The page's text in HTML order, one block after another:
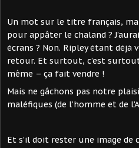
Un mot sur le titre français,
pour appâter le chaland ?
écrans ? Non. Ripley étant déjà
retour. Et surtout, c’est
même – ça fait vendre !
Mais ne gâchons pas notre
maléfiques (de l’homme et de
Et s’il doit rester une image